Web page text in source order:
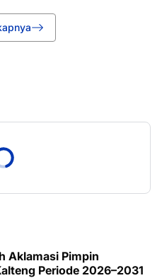
Aklamasi Pimpin
Periode 2026–2031